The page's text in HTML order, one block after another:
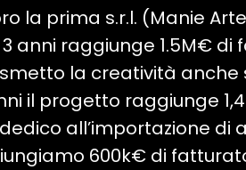
la prima s.r.l. (Manie
3 anni raggiunge 1.5M€ di
la creatività
il progetto raggiunge
all’importazione di
600k€ di